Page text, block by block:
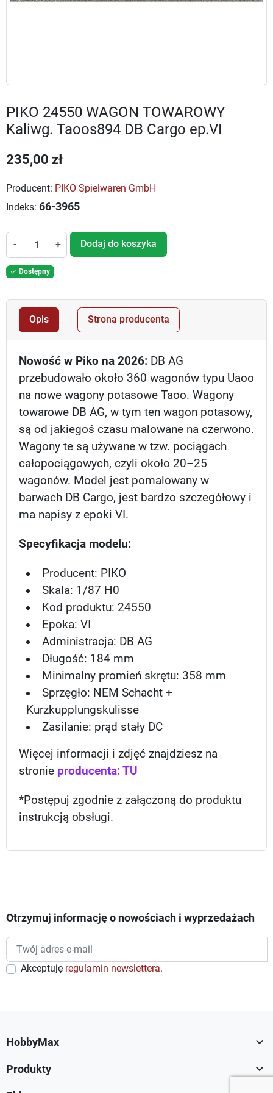
PIKO 24550 WAGON TOWAROWY
Kaliwg. Taoos894 DB Cargo ep.VI
235,00 zł
Producent: PIKO Spielwaren GmbH
Indeks: 66-3965
- + Dodaj do koszyka
 Dostępny
Opis Strona producenta
Nowość w Piko na 2026: DB AG
przebudowało około 360 wagonów typu Uaoo
na nowe wagony potasowe Taoo. Wagony
towarowe DB AG, w tym ten wagon potasowy,
są od jakiegoś czasu malowane na czerwono.
Wagony te są używane w tzw. pociągach
całopociągowych, czyli około 20–25
wagonów. Model jest pomalowany w
barwach DB Cargo, jest bardzo szczegółowy i
ma napisy z epoki VI.
Specyfikacja modelu:
Producent: PIKO
Skala: 1/87 H0
Kod produktu: 24550
Epoka: VI
Administracja: DB AG
Długość: 184 mm
Minimalny promień skrętu: 358 mm
Sprzęgło: NEM Schacht +
Kurzkupplungskulisse
Zasilanie: prąd stały DC
Więcej informacji i zdjęć znajdziesz na
stronie producenta: TU
*Postępuj zgodnie z załączoną do produktu
instrukcją obsługi.
Otrzymuj informację o nowościach i wyprzedażach
Akceptuję regulamin newslettera.
HobbyMax 
Produkty 